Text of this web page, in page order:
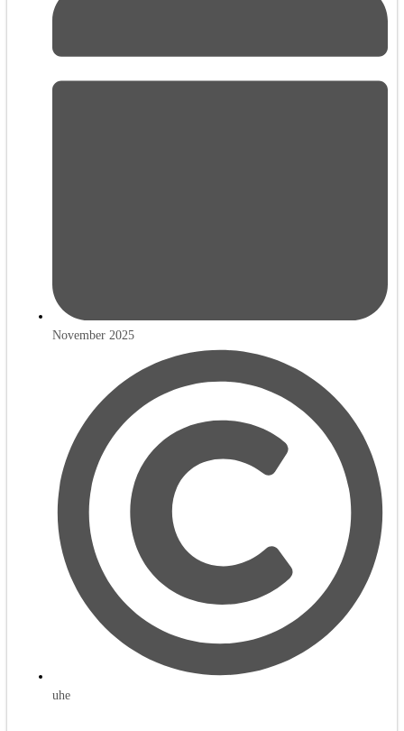
November 2025
uhe